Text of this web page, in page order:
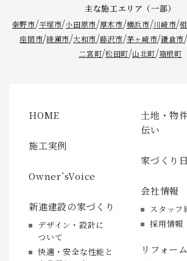
主な施工エリア（一部）
秦野市/平塚市/小田原市/厚木市/横浜市/川崎市/
座間市/綾瀬市/大和市/藤沢市/茅ヶ崎市/鎌倉市/
二宮町/松田町/山北町/箱根町
HOME
施工実例
Owner’sVoice
新進建設の家づくり
デザイン・設計に
ついて
快適・安全な性能と
土地・物
伝い
家づくり
会社情報
スタッフ
採用情報
リフォー